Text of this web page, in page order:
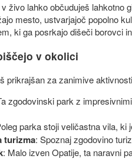
živo lahko občuduješ lahkotno
mesto, ustvarjajoč popolno
ki ga posrkajo dišeči borovci
v okolici
prikrajšan za zanimive
zgodovinski park z
parka stoji veličastna vila,
turizma: Spoznaj zgodovino
: Malo izven Opatije, ta naravni